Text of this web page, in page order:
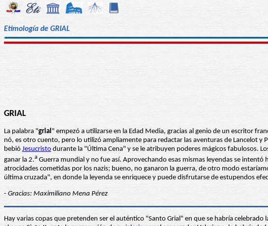
Etimología de GRIAL
GRIAL
La palabra "grial" empezó a utilizarse en la Edad Media, gracias al genio de un escritor
nó, es otro cuento, pero lo utilizó ampliamente para redactar las aventuras de Lancelot y
bebió Jesucristo durante la "Última Cena" y se le atribuyen poderes mágicos fabulosos.
ganar la 2.a Guerra mundial y no fue así. Aprovechando esas mismas leyendas se
atrocidades cometidas por los nazis; bueno, no ganaron la guerra, de otro modo
última cruzada", en donde la leyenda se enriquece y puede disfrutarse de estupendos
- Gracias: Maximiliano Mena Pérez
Hay varias copas que pretenden ser el auténtico "Santo Grial" en que se habría